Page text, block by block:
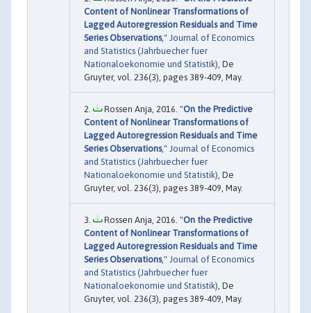
Content of Nonlinear Transformations of
Lagged Autoregression Residuals and Time
Series Observations," Journal of Economics
and Statistics (Jahrbuecher fuer
Nationaloekonomie und Statistik) , De
Gruyter, vol. 236(3), pages 389-409, May.
Rossen Anja, 2016. "On the Predictive
Content of Nonlinear Transformations of
Lagged Autoregression Residuals and Time
Series Observations," Journal of Economics
and Statistics (Jahrbuecher fuer
Nationaloekonomie und Statistik) , De
Gruyter, vol. 236(3), pages 389-409, May.
Rossen Anja, 2016. "On the Predictive
Content of Nonlinear Transformations of
Lagged Autoregression Residuals and Time
Series Observations," Journal of Economics
and Statistics (Jahrbuecher fuer
Nationaloekonomie und Statistik) , De
Gruyter, vol. 236(3), pages 389-409, May.